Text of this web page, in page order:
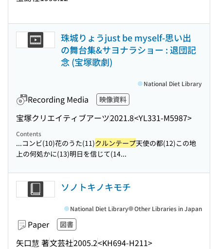
珠城りょうjust be myself-思い出
の舞台集&サヨナラショー : 退団記
念 (宝塚歌劇)
Recording Media 映像資料
宝塚クリエイティブアーツ2021.8<YL331-M5987>
National Diet Library
Contents
...コンビ(10)花のうた(11)クルンテープ天使の都(12)この地
上の何処かに(13)明日を信じて(14...
ソノトキノキモチ
Paper 図書
矢口慧 著文芸社2005.2<KH694-H211>
National Diet Library Other Libraries in Japan